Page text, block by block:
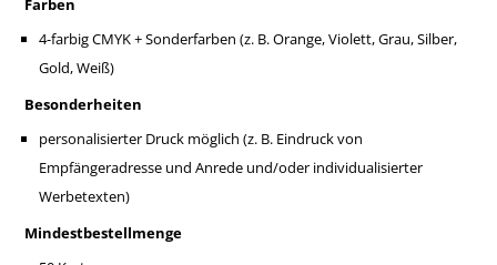
Farben
4-farbig CMYK + Sonderfarben (z. B. Orange, Violett, Grau, Silber,
Gold, Weiß)
Besonderheiten
personalisierter Druck möglich (z. B. Eindruck von
Empfängeradresse und Anrede und/oder individualisierter
Werbetexten)
Mindestbestellmenge